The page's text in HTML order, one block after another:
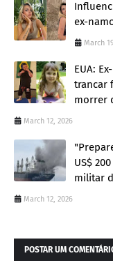
ex-
March
EUA:
trancar
morrer
March 12, 2026
US$
militar
March 12, 2026
POSTAR UM